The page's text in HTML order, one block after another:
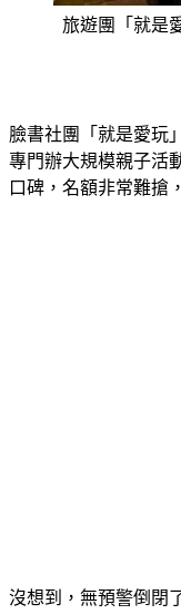
專門辦大規模親子活
口碑，名額非常難搶
規劃10團，甚至檔期